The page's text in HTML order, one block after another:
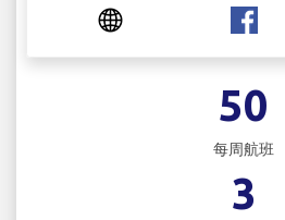
50
每周航班
3